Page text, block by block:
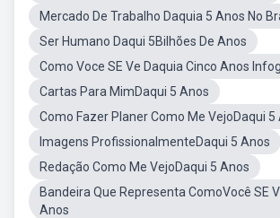
Mercado De Trabalho Daquia 5 Anos No
Ser Humano Daqui 5Bilhões De Anos
Como Voce SE Ve Daquia Cinco Anos
Cartas Para MimDaqui 5 Anos
Como Fazer Planer Como Me VejoDaqui 5
Imagens ProfissionalmenteDaqui 5 Anos
Redação Como Me VejoDaqui 5 Anos
Bandeira Que Representa ComoVocê SE
Anos